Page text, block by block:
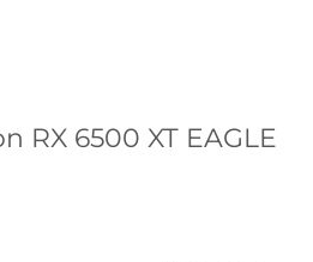
RX 6500 XT EAGLE